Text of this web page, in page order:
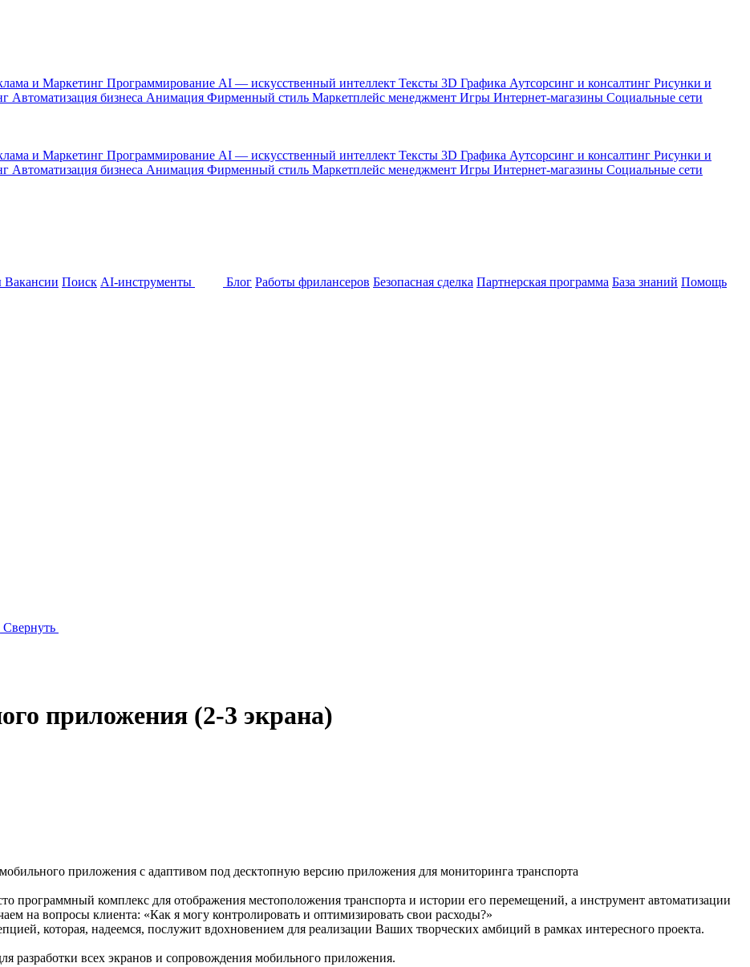
и Маркетинг Программирование AI — искусственный интеллект Тексты 3D Графика Аутсорсинг и консалтинг Рисунки и
Автоматизация бизнеса Анимация Фирменный стиль Маркетплейс менеджмент Игры Интернет-магазины Социальные сети
и Маркетинг Программирование AI — искусственный интеллект Тексты 3D Графика Аутсорсинг и консалтинг Рисунки и
Автоматизация бизнеса Анимация Фирменный стиль Маркетплейс менеджмент Игры Интернет-магазины Социальные сети
Вакансии Поиск AI-инструменты Блог Работы фрилансеров Безопасная сделка Партнерская программа База знаний Помощь
Свернуть
приложения (2-3 экрана)
приложения с адаптивом под десктопную версию приложения для мониторинга транспорта
программный комплекс для отображения местоположения транспорта и истории его перемещений, а инструмент автоматизации
на вопросы клиента: «Как я могу контролировать и оптимизировать свои расходы?»
которая, надеемся, послужит вдохновением для реализации Ваших творческих амбиций в рамках интересного проекта.
разработки всех экранов и сопровождения мобильного приложения.